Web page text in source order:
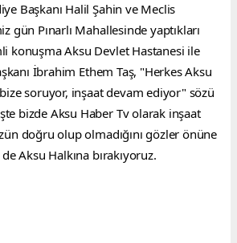
Başkanı Halil Şahin ve Meclis
gün Pınarlı Mahallesinde yaptıkları
konuşma Aksu Devlet Hastanesi ile
İbrahim Ethem Taş, "Herkes Aksu
soruyor, inşaat devam ediyor" sözü
bizde Aksu Haber Tv olarak inşaat
doğru olup olmadığını gözler önüne
Aksu Halkına bırakıyoruz.